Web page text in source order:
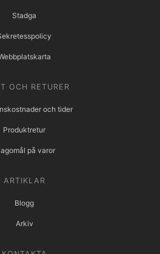
Stadga
OCH RETURER
och tider
Produktretur
på varor
ARTIKLAR
Blogg
Arkiv